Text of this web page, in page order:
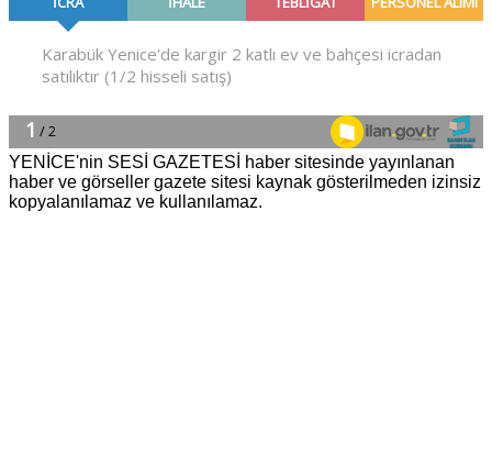
YENİCE'nin SESİ GAZETESİ haber sitesinde yayınlanan
haber ve görseller gazete sitesi kaynak gösterilmeden izinsiz
kopyalanılamaz ve kullanılamaz.